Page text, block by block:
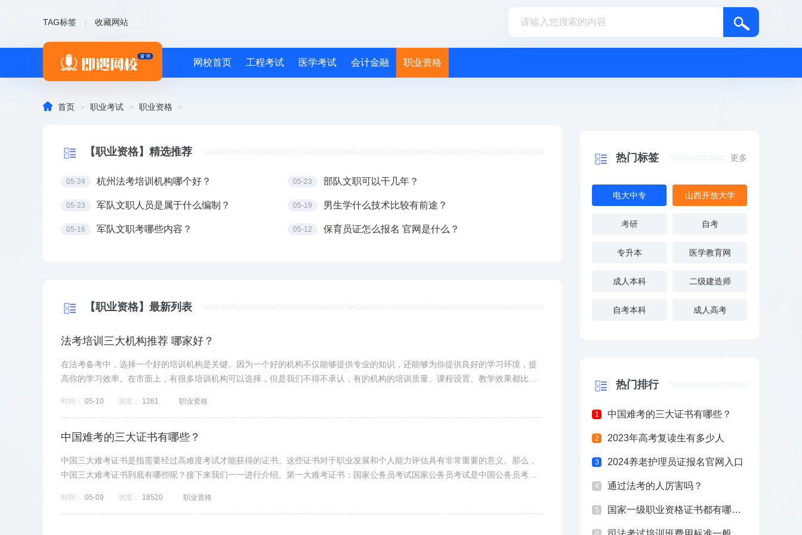
TAG标签 收藏网站
网校首页 工程考试 医学考试 会计金融 职业资格
 首页 > 职业考试 > 职业资格 >
【职业资格】精选推荐
05-24 杭州法考培训机构哪个好？ 05-23 部队文职可以干几年？
05-23 军队文职人员是属于什么编制？ 05-19 男生学什么技术比较有前途？
05-16 军队文职考哪些内容？ 05-12 保育员证怎么报名 官网是什么？
【职业资格】最新列表
法考培训三大机构推荐 哪家好？
在法考备考中，选择一个好的培训机构是关键。因为一个好的机构不仅能够提供专业的知识，还能够为你提供良好的学习环境，提
高你的学习效率。在市面上，有很多培训机构可以选择，但是我们不得不承认，有的机构的培训质量、课程设置、教学效果都比较
时间： 05-10 浏览： 1261 职业资格
中国难考的三大证书有哪些？
中国三大难考证书是指需要经过高难度考试才能获得的证书。这些证书对于职业发展和个人能力评估具有非常重要的意义。那么，
中国三大难考证书到底有哪些呢？接下来我们一一进行介绍。第一大难考证书：国家公务员考试国家公务员考试是中国公务员考试
时间： 05-09 浏览： 18520 职业资格
热门标签 更多
电大中专 山西开放大学
考研 自考
专升本 医学教育网
成人本科 二级建造师
自考本科 成人高考
热门排行
1 中国难考的三大证书有哪些？
2 2023年高考复读生有多少人
3 2024养老护理员证报名官网入口
4 通过法考的人厉害吗？
5 国家一级职业资格证书都有哪些？